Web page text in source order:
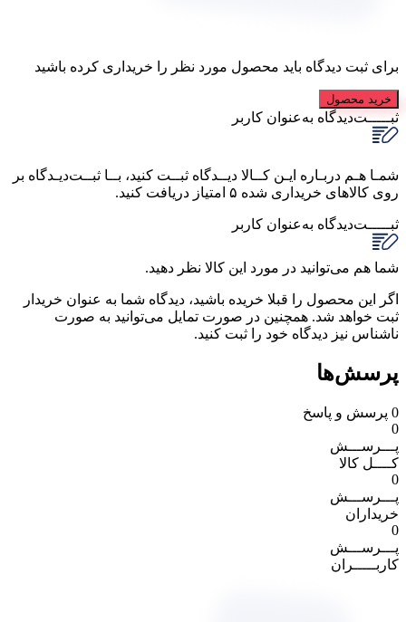
برای ثبت دیدگاه باید محصول مورد نظر را خریداری کرده باشید
خرید محصول
ثبـــــت‌دیدگاه به‌عنوان کاربر
شمـا هـم دربـاره ایـن کــالا دیــدگاه ثبــت کنید، بــا ثبــت‌دیـدگاه بر
روی کالاهای خریداری شده ۵ امتیاز دریافت کنید.
ثبـــــت‌دیدگاه به‌عنوان کاربر
شما هم می‌توانید در مورد این کالا نظر دهید.
اگر این محصول را قبلا خریده باشید، دیدگاه شما به عنوان خریدار
ثبت خواهد شد. همچنین در صورت تمایل می‌توانید به صورت
ناشناس نیز دیدگاه خود را ثبت کنید.
پرسش‌ها
0 پرسش و پاسخ
0
پـــرســـش
کــــل کالا
0
پـــرســـش
خریداران
0
پـــرســـش
کاربـــــران